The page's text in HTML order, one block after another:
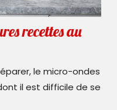
recettes au
le micro-ondes
il est difficile de se